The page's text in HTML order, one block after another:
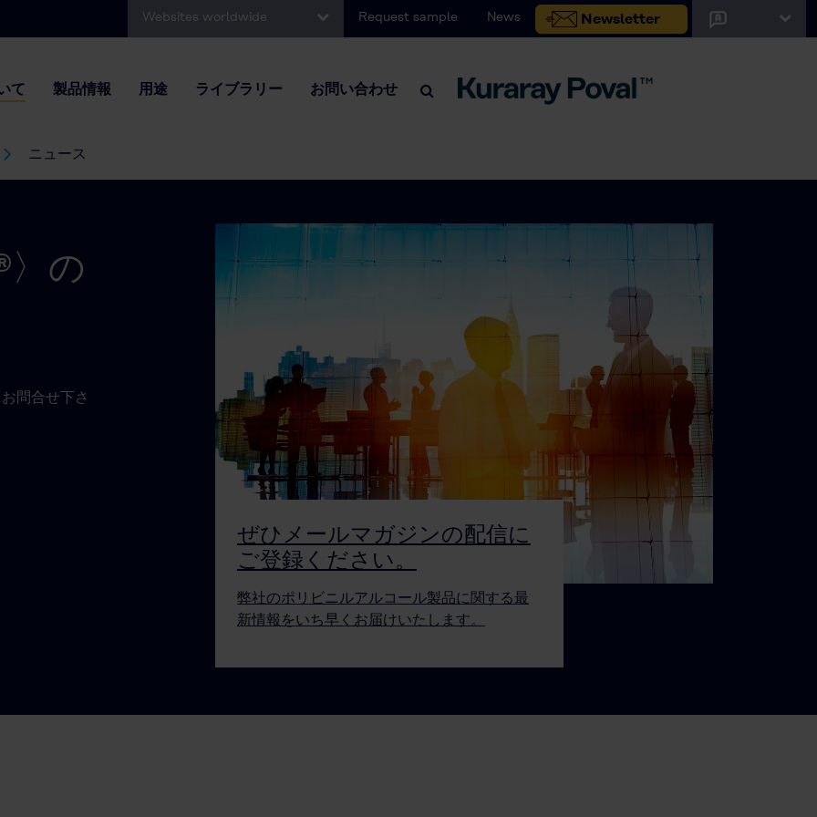
Websites worldwide Request sample News Newsletter
て 製品情報 用途 ライブラリー お問い合わせ
ニュース
〉の
問合せ下さ
ぜひメールマガジンの配信に
ご登録ください。
弊社のポリビニルアルコール製品に関する最
新情報をいち早くお届けいたします。